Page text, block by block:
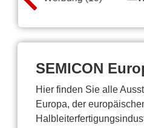
SEMICON
Hier finden Sie alle
Europa, der